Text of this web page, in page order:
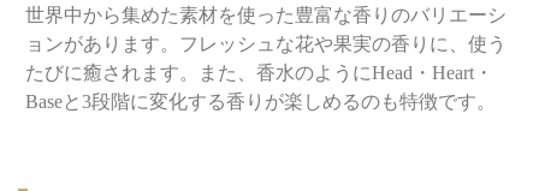
世界中から集めた素材を使った豊富な香りのバリエーシ
ョンがあります。フレッシュな花や果実の香りに、使う
たびに癒されます。また、香水のようにHead・Heart・
Baseと3段階に変化する香りが楽しめるのも特徴です。